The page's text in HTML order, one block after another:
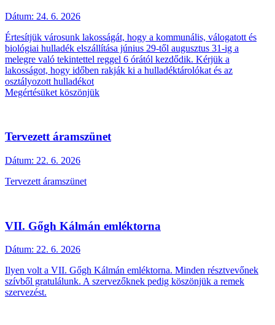
Dátum: 24. 6. 2026
Értesítjük városunk lakosságát, hogy a kommunális, válogatott és
biológiai hulladék elszállítása június 29-től augusztus 31-ig a
melegre való tekintettel reggel 6 órától kezdődik. Kérjük a
lakosságot, hogy időben rakják ki a hulladéktárolókat és az
osztályozott hulladékot
Megértésüket köszönjük
Tervezett áramszünet
Dátum: 22. 6. 2026
Tervezett áramszünet
VII. Gőgh Kálmán emléktorna
Dátum: 22. 6. 2026
Ilyen volt a VII. Gőgh Kálmán emléktorna. Minden résztvevőnek
szívből gratulálunk. A szervezőknek pedig köszönjük a remek
szervezést.